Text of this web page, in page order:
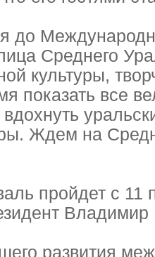
до
Среднего
культуры,
показать все
Ждем на
пройдет с 11
Владимир
развития